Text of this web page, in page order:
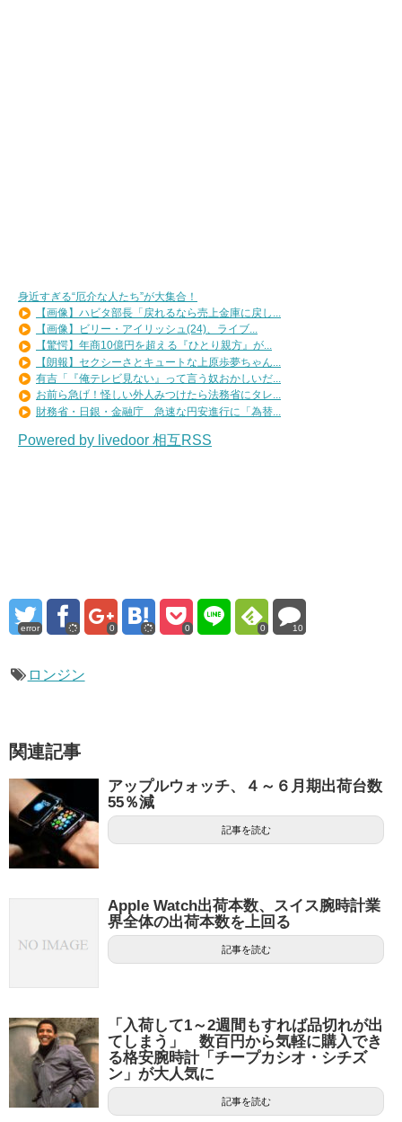
身近すぎる“厄介な人たち”が大集合！
【画像】ハビタ部長「戻れるなら売上金庫に戻し...
【画像】ビリー・アイリッシュ(24)、ライブ...
【驚愕】年商10億円を超える『ひとり親方』が...
【朗報】セクシーさとキュートな上原歩夢ちゃん...
有吉「『俺テレビ見ない』って言う奴おかしいだ...
お前ら急げ！怪しい外人みつけたら法務省にタレ...
財務省・日銀・金融庁 急速な円安進行に「為替...
Powered by livedoor 相互RSS
error 0 0 0 10
ロンジン
関連記事
アップルウォッチ、４～６月期出荷台数
55％減
記事を読む
Apple Watch出荷本数、スイス腕時計業
界全体の出荷本数を上回る
記事を読む
「入荷して1～2週間もすれば品切れが出
てしまう」 数百円から気軽に購入でき
る格安腕時計「チープカシオ・シチズ
ン」が大人気に
記事を読む